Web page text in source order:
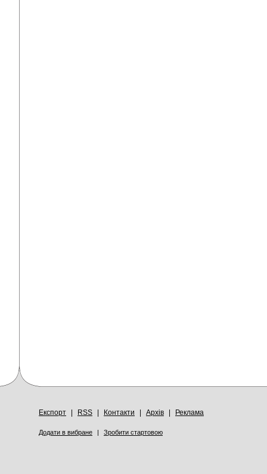
Експорт RSS Контакти Архів Реклама
Додати в вибране | Зробити стартовою